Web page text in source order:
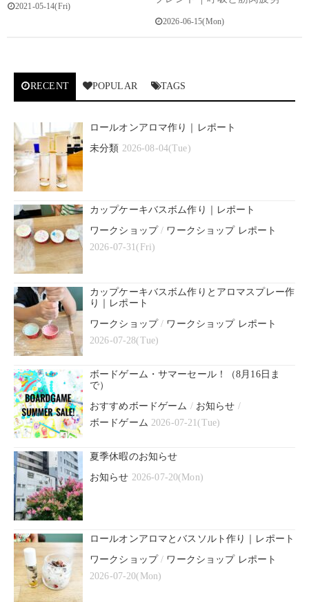
2021-05-14(Fri)
2026-06-15(Mon)
RECENT POPULAR TAGS
ロールオンアロマ作り｜レポート
未分類 2026-08-04(Tue)
カップケーキバスボム作り｜レポート
ワークショップ/ ワークショップ レポート
2026-07-31(Fri)
カップケーキバスボム作りとアロマスプレー作
り｜レポート
ワークショップ/ ワークショップ レポート
2026-07-28(Tue)
ボードゲーム・サマーセール！（8月16日ま
で）
おすすめボードゲーム / お知らせ /
ボードゲーム 2026-07-21(Tue)
夏季休暇のお知らせ
お知らせ 2026-07-20(Mon)
ロールオンアロマとバスソルト作り｜レポート
ワークショップ/ ワークショップ レポート
2026-07-20(Mon)